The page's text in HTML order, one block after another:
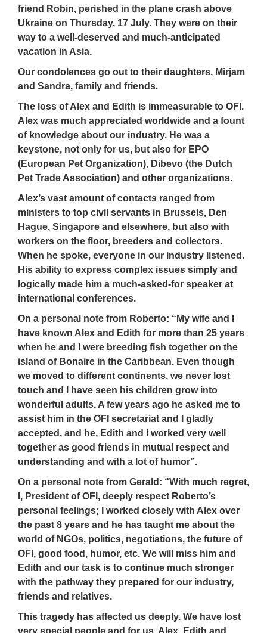
friend Robin, perished in the plane crash above
Ukraine on Thursday, 17 July. They were on their
way to a well-deserved and much-anticipated
vacation in Asia.
Our condolences go out to their daughters, Mirjam
and Sandra, family and friends.
The loss of Alex and Edith is immeasurable to OFI.
Alex was much appreciated worldwide and a fount
of knowledge about our industry. He was a
keystone, not only for us, but also for EPO
(European Pet Organization), Dibevo (the Dutch
Pet Trade Association) and other organizations.
Alex’s vast amount of contacts ranged from
ministers to top civil servants in Brussels, Den
Hague, Singapore and elsewhere, but also with
workers on the floor, breeders and collectors.
When he spoke, everyone in our industry listened.
His ability to express complex issues simply and
logically made him a much-asked-for speaker at
international conferences.
On a personal note from Roberto: “My wife and I
have known Alex and Edith for more than 25 years
when he and I were breeding fish together on the
island of Bonaire in the Caribbean. Even though
we moved to different continents, we never lost
touch and I have seen his children grow into
wonderful adults. A few years ago he asked me to
assist him in the OFI secretariat and I gladly
accepted, and he, Edith and I worked very well
together as good friends in mutual respect and
understanding and with a lot of humor”.
On a personal note from Gerald: “With much regret,
I, President of OFI, deeply respect Roberto’s
personal feelings; I worked closely with Alex over
the past 8 years and he has taught me about the
world of NGOs, politics, negotiations, the future of
OFI, good food, humor, etc. We will miss him and
Edith and our task is to continue much stronger
with the pathway they prepared for our industry,
friends and relatives.
This tragedy has affected us deeply. We have lost
very special people and for us, Alex, Edith and